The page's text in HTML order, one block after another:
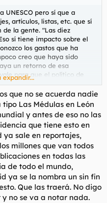
UNESCO pero sí que a
artículos, listas, etc. que sí
de la gente. "Las diez
sí tiene impacto sobre el
los gastos que ha
creo que haya sido
un retorno de esa
para que el político de
viaje gratis y le pongan
expandir...
que no se acuerda nadie
tipo Las Médulas en León
y antes de eso no las
que tiene esto en
ya sale en reportajes,
millones que van todos
en todas las
de todo el mundo,
ya se la nombra un sin fin
Que las traerá. No digo
y no se va a notar nada.